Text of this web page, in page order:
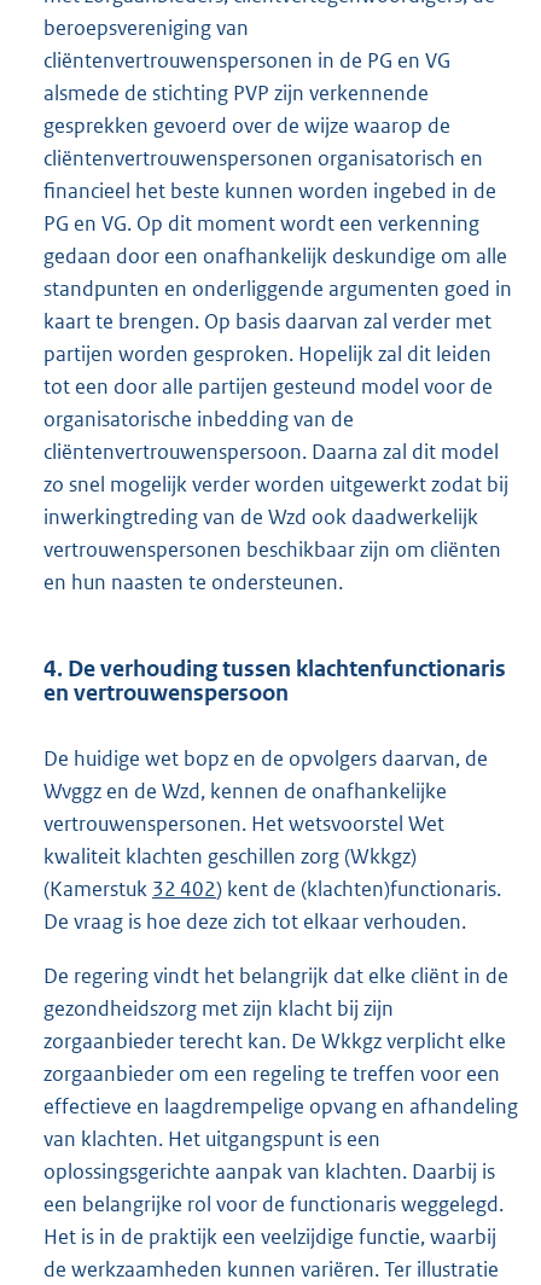
beroepsvereniging van
cliëntenvertrouwenspersonen in de PG en VG
alsmede de stichting PVP zijn verkennende
gesprekken gevoerd over de wijze waarop de
cliëntenvertrouwenspersonen organisatorisch en
financieel het beste kunnen worden ingebed in de
PG en VG. Op dit moment wordt een verkenning
gedaan door een onafhankelijk deskundige om alle
standpunten en onderliggende argumenten goed in
kaart te brengen. Op basis daarvan zal verder met
partijen worden gesproken. Hopelijk zal dit leiden
tot een door alle partijen gesteund model voor de
organisatorische inbedding van de
cliëntenvertrouwenspersoon. Daarna zal dit model
zo snel mogelijk verder worden uitgewerkt zodat bij
inwerkingtreding van de Wzd ook daadwerkelijk
vertrouwenspersonen beschikbaar zijn om cliënten
en hun naasten te ondersteunen.
4. De verhouding tussen klachtenfunctionaris
en vertrouwenspersoon
De huidige wet bopz en de opvolgers daarvan, de
Wvggz en de Wzd, kennen de onafhankelijke
vertrouwenspersonen. Het wetsvoorstel Wet
kwaliteit klachten geschillen zorg (Wkkgz)
(Kamerstuk 32 402) kent de (klachten)functionaris.
De vraag is hoe deze zich tot elkaar verhouden.
De regering vindt het belangrijk dat elke cliënt in de
gezondheidszorg met zijn klacht bij zijn
zorgaanbieder terecht kan. De Wkkgz verplicht elke
zorgaanbieder om een regeling te treffen voor een
effectieve en laagdrempelige opvang en afhandeling
van klachten. Het uitgangspunt is een
oplossingsgerichte aanpak van klachten. Daarbij is
een belangrijke rol voor de functionaris weggelegd.
Het is in de praktijk een veelzijdige functie, waarbij
de werkzaamheden kunnen variëren. Ter illustratie